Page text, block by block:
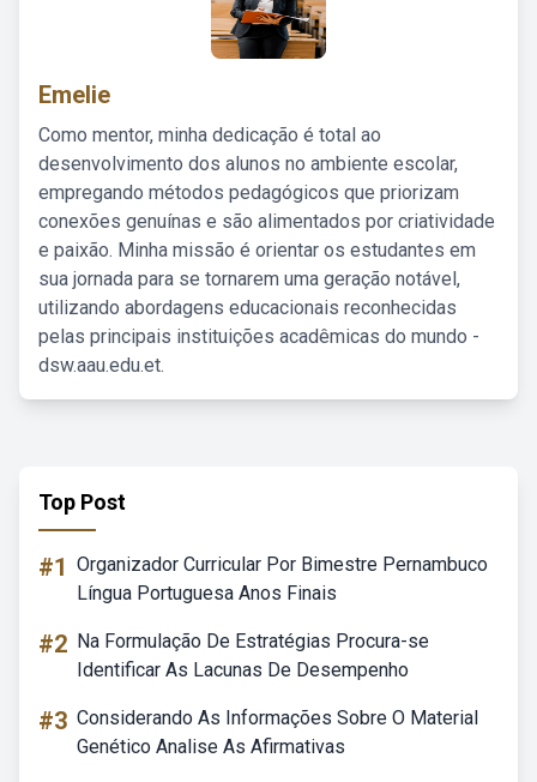
Emelie
Como mentor, minha dedicação é total ao
desenvolvimento dos alunos no ambiente escolar,
empregando métodos pedagógicos que priorizam
conexões genuínas e são alimentados por criatividade
e paixão. Minha missão é orientar os estudantes em
sua jornada para se tornarem uma geração notável,
utilizando abordagens educacionais reconhecidas
pelas principais instituições acadêmicas do mundo -
dsw.aau.edu.et.
Top Post
#1 Organizador Curricular Por Bimestre Pernambuco
Língua Portuguesa Anos Finais
#2 Na Formulação De Estratégias Procura-se
Identificar As Lacunas De Desempenho
#3 Considerando As Informações Sobre O Material
Genético Analise As Afirmativas